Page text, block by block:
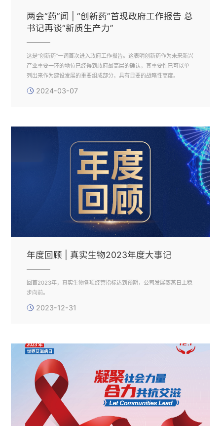
两会“药”闻 | “创新药”首现政府工作报告 总
书记再谈“新质生产力”
这是“创新药”一词首次进入政府工作报告。这表明创新药作为未来新兴
产业重要一环的地位已经得到政府最高层的确认，其重要性已可以单
列出来作为建设发展的重要组成部分，具有显要的战略性高度。
2024-03-07
年度回顾 | 真实生物2023年度大事记
回首2023年，真实生物各项经营指标达到预期，公司发展蒸蒸日上稳
步向前。
2023-12-31